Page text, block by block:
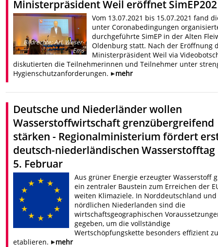
Ministerpräsident Weil eröffnet
Bildrechte:ArL Weser-
Ems
Vom 13.07.2021 bis 15.07.2021 fand
unter Coronabedingungen
durchgeführte SimEP in der Alten
Oldenburg statt. Nach der Eröffnung
Ministerpräsident Weil via
diskutierten die Teilnehmerinnen und Teilnehmer unter
Hygienschutzanforderungen.
mehr
Deutsche und Niederländer wollen
Wasserstoffwirtschaft grenzübergreifend
stärken - Regionalministerium fördert
deutsch-niederländischen Wasserstofftag
5. Februar
Aus grüner Energie erzeugter Wasserstoff
ein zentraler Baustein zum Erreichen der
weiten Klimaziele. In Norddeutschland
nördlichen Niederlanden sind die
wirtschaftsgeographischen
gegeben, um die vollständige
Wertschöpfungskette besonders effizient zu
etablieren.
mehr